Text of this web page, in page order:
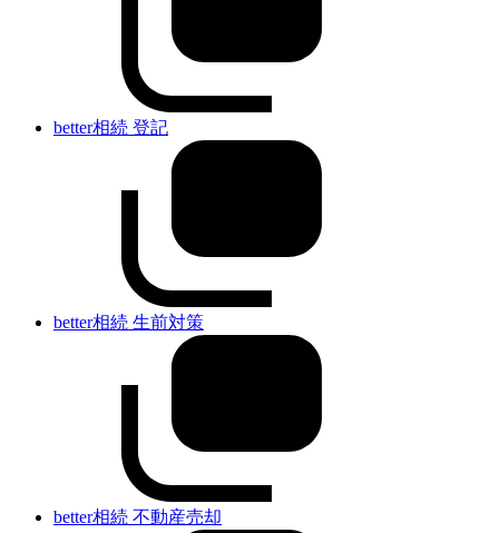
better相続 登記
better相続 生前対策
better相続 不動産売却